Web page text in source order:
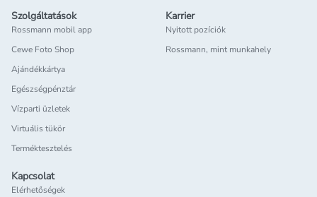
Szolgáltatások
Rossmann mobil app
Cewe Foto Shop
Ajándékkártya
Egészségpénztár
Vízparti üzletek
Virtuális tükör
Terméktesztelés
Karrier
Nyitott pozíciók
Rossmann, mint munkahely
Kapcsolat
Elérhetőségek